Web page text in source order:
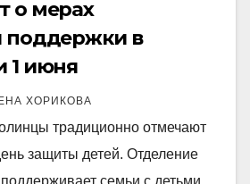
о мерах
поддержки в
1 июня
ХОРИКОВА
традиционно отмечают
защиты детей. Отделение
семьи с детьми,